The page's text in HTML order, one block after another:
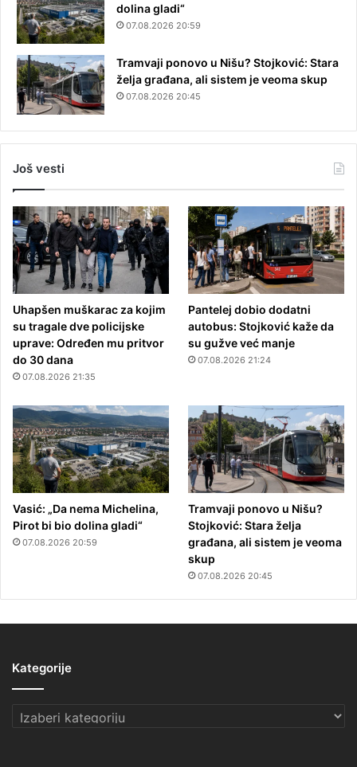
dolina gladi“
07.08.2026 20:59
Tramvaji ponovo u Nišu? Stojković: Stara
želja građana, ali sistem je veoma skup
07.08.2026 20:45
Još vesti
Uhapšen muškarac za kojim
su tragale dve policijske
uprave: Određen mu pritvor
do 30 dana
07.08.2026 21:35
Pantelej dobio dodatni
autobus: Stojković kaže da
su gužve već manje
07.08.2026 21:24
Vasić: „Da nema Michelina,
Pirot bi bio dolina gladi“
07.08.2026 20:59
Tramvaji ponovo u Nišu?
Stojković: Stara želja
građana, ali sistem je veoma
skup
07.08.2026 20:45
Kategorije
Kategorije